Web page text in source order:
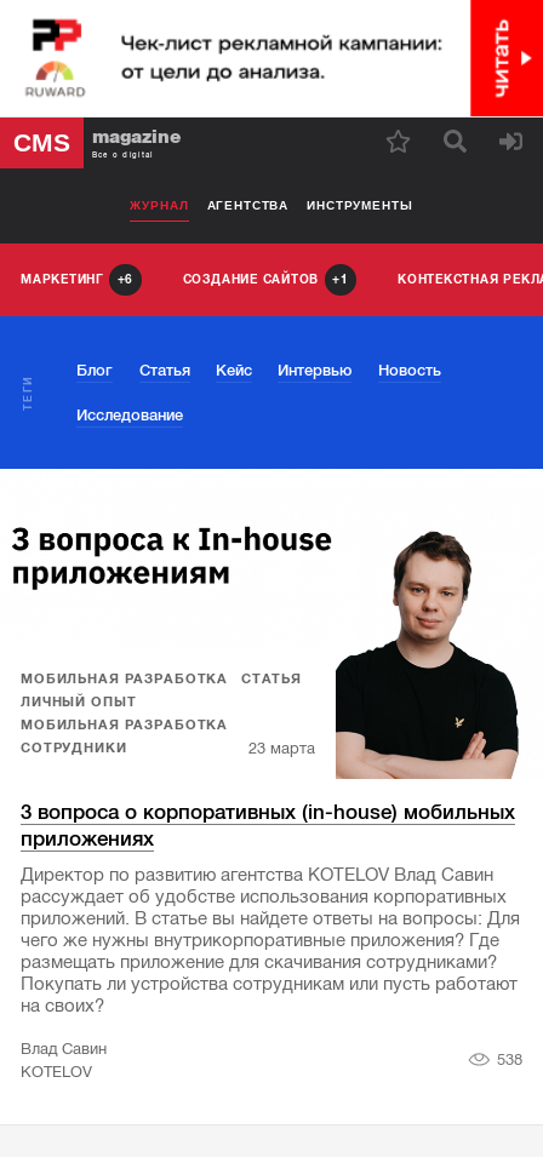
CMS magazine
Все о digital
ЖУРНАЛ АГЕНТСТВА ИНСТРУМЕНТЫ
МАРКЕТИНГ 6 СОЗДАНИЕ САЙТОВ 1 КОНТЕКСТНАЯ
ТЕГИ
Блог Статья Кейс Интервью Новость
Исследование
МОБИЛЬНАЯ РАЗРАБОТКА
СТАТЬЯ
ЛИЧНЫЙ ОПЫТ
МОБИЛЬНАЯ РАЗРАБОТКА
СОТРУДНИКИ
23 марта
3 вопроса о корпоративных (in-house) мобильных
приложениях
Директор по развитию агентства KOTELOV Влад Савин
рассуждает об удобстве использования корпоративных
приложений. В статье вы найдете ответы на вопросы: Для
чего же нужны внутрикорпоративные приложения? Где
размещать приложение для скачивания сотрудниками?
Покупать ли устройства сотрудникам или пусть работают
на своих?
Влад Савин
KOTELOV
538